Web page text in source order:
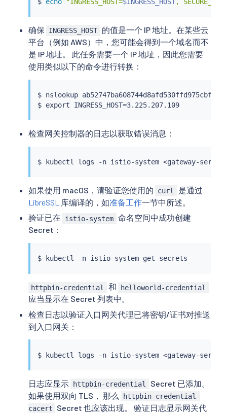
确保 INGRESS_HOST
的值是一个 IP 地址。在某些云
平台（例如 AWS）中，您可能会得到一个域名而不
是 IP 地址。 此任务需要一个 IP 地址，因此您需要
使用类似以下的命令进行转换：
$ nslookup ab52747ba608744d8afd530ffd975cbf-
$ export INGRESS_HOST= 3.225.207.109
检查网关控制器的日志以获取错误消息：
$ kubectl logs -n istio-system <gateway-
如果使用 macOS，请验证您使用的 curl
是通过
LibreSSL 库编译的，如准备工作一节中所述。
验证已在
istio-system 命名空间中成功创建
Secret：
$ kubectl
httpbin-credential 和 helloworld-credential
应当显示在 Secret 列表中。
检查日志以验证入口网关代理已将密钥/证书对推送
到入口网关：
$ kubectl logs -n istio-system <gateway-
日志应显示 httpbin-credential
Secret 已添加。
如果使用双向 TLS， 那么
httpbin-credential-
cacert
Secret 也应该出现。 验证日志显示网关代